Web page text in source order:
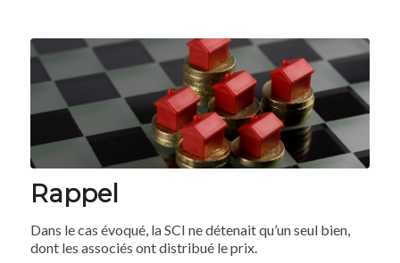
Rappel
Dans le cas évoqué, la SCI ne détenait qu’un seul bien,
dont les associés ont distribué le prix.